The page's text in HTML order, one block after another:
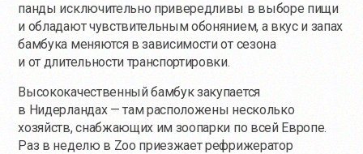
панды исключительно привередливы в выборе пищи
и обладают чувствительным обонянием, а вкус и запах
бамбука меняются в зависимости от сезона
и от длительности транспортировки.
Высококачественный бамбук закупается
в Нидерландах — там расположены несколько
хозяйств, снабжающих им зоопарки по всей Европе.
Раз в неделю в Zoo приезжает рефрижератор